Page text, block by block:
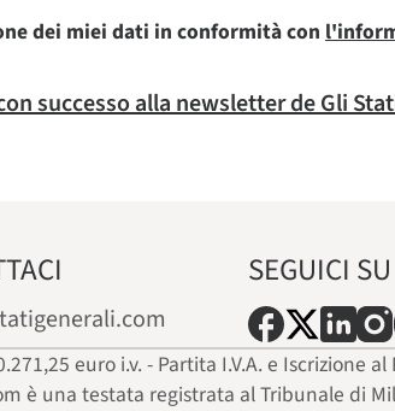
dei miei dati in conformità con
successo alla newsletter de Gli
SEGUICI SU
euro i.v. - Partita I.V.A. e Iscrizione
è una testata registrata al Tribunale di